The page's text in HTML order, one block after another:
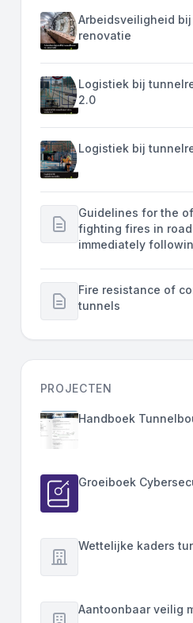
Arbeidsveiligheid
renovatie
Logistiek bij
2.0
Logistiek bij
Guidelines for the
fighting fires in
immediately
Fire resistance of
tunnels
PROJECTEN
Handboek
Groeiboek
Wettelijke kaders
Aantoonbaar veilig